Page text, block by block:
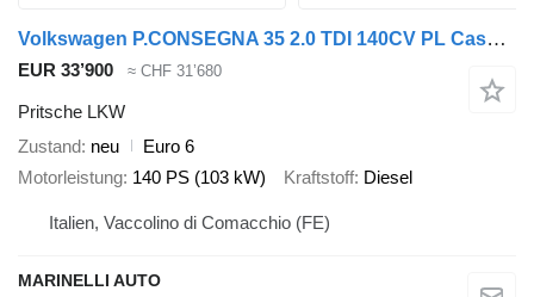
Volkswagen P.CONSEGNA 35 2.0 TDI 140CV PL Cassonato Business
EUR 33’900 ≈ CHF 31’680
Pritsche LKW
Zustand neu
Euro 6
Motorleistung 140 PS (103 kW) Kraftstoff Diesel
Italien, Vaccolino di Comacchio (FE)
MARINELLI AUTO